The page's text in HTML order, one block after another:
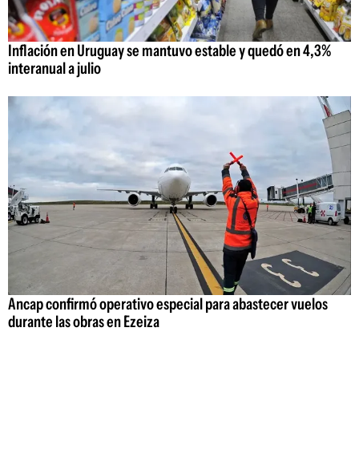
Inflación en Uruguay se mantuvo estable y quedó en 4,3%
interanual a julio
Ancap confirmó operativo especial para abastecer vuelos
durante las obras en Ezeiza